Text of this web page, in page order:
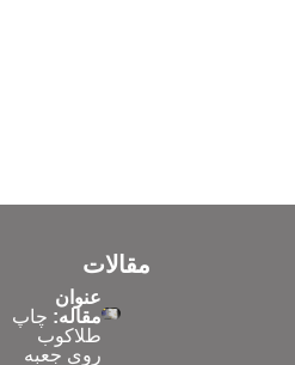
مقالات
عنوان
مقاله: چاپ
طلاکوب
روی جعبه